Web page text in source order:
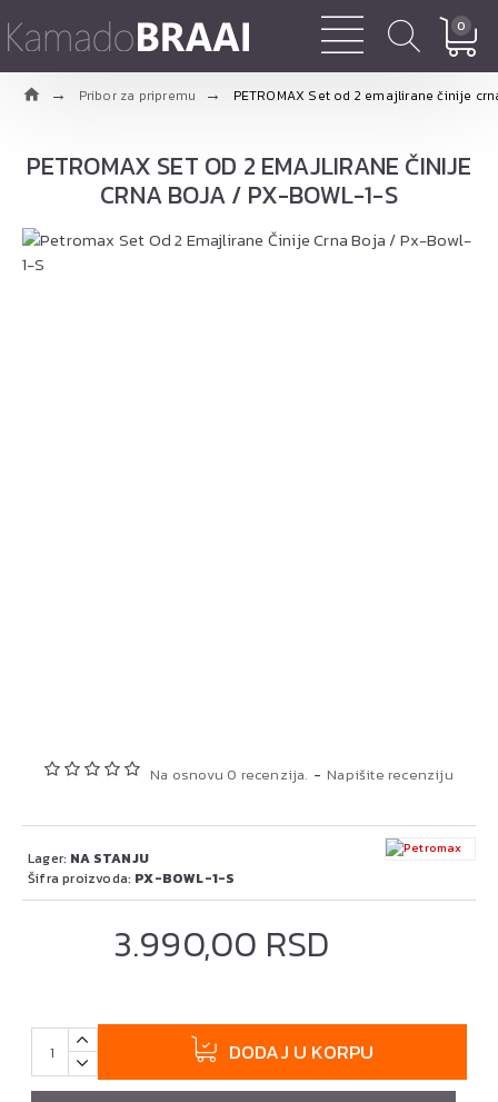
0
Pribor za pripremu PETROMAX Set od 2 emajlirane činije
PETROMAX SET OD 2 EMAJLIRANE ČINIJE
CRNA BOJA / PX-BOWL-1-S
Na osnovu 0 recenzija. - Napišite recenziju
3.990,00 RSD
Lager: NA STANJU
Šifra proizvoda: PX-BOWL-1-S
DODAJ U KORPU